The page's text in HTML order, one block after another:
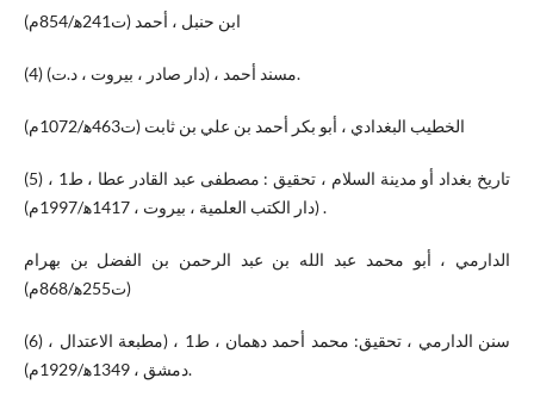
ابن حنبل ، أحمد (ت241ه‍/854م)
(4) مسند أحمد ، (دار صادر ، بيروت ، د.ت).
الخطيب البغدادي ، أبو بكر أحمد بن علي بن ثابت (ت463ه‍/1072م)
(5) تاريخ بغداد أو مدينة السلام ، تحقيق : مصطفى عبد القادر عطا ، ط1 ،
(دار الكتب العلمية ، بيروت ، 1417ه‍/1997م) .
الدارمي ، أبو محمد عبد الله بن عبد الرحمن بن الفضل بن بهرام
(ت255ه‍/868م)
(6) سنن الدارمي ، تحقيق: محمد أحمد دهمان ، ط1 ، (مطبعة الاعتدال ،
دمشق ، 1349ه‍/1929م).